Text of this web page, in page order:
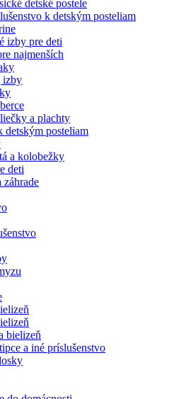
detské postele
k detským posteliam
izby pre deti
najmenších
izby
a plachty
detským posteliam
a kolobežky
deti
záhrade
bielizeň
a iné príslušenstvo